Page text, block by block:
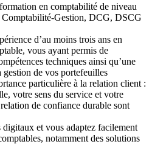
en comptabilité de niveau
Gestion, DCG, DSCG
d’au moins trois ans en
vous ayant permis de
techniques ainsi qu’une
gestion de vos portefeuilles
particulière à la relation client :
votre sens du service et votre
de confiance durable sont
et vous adaptez facilement
notamment des solutions